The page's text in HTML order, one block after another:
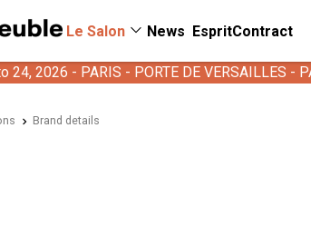
Le Salon News EspritContract
24, 2026 - PARIS - PORTE DE VERSAILLES -
Brand details